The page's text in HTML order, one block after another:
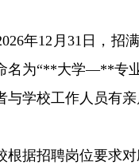
年12月31日，
为“**大学—**专业
学校工作人员有
根据招聘岗位要求